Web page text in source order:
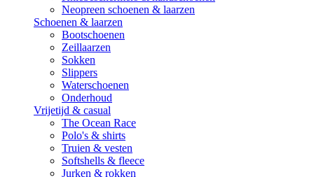
Neopreen schoenen & laarzen
Schoenen & laarzen
Bootschoenen
Zeillaarzen
Sokken
Slippers
Waterschoenen
Onderhoud
Vrijetijd & casual
The Ocean Race
Polo's & shirts
Truien & vesten
Softshells & fleece
Jurken & rokken